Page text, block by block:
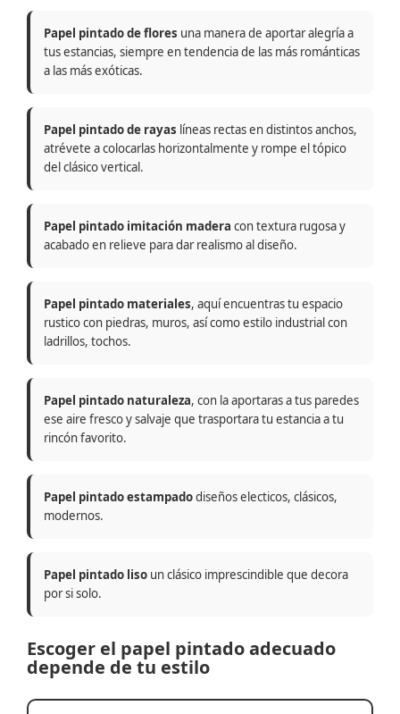
Papel pintado de flores una manera de aportar alegría a
tus estancias, siempre en tendencia de las más románticas
a las más exóticas.
Papel pintado de rayas líneas rectas en distintos anchos,
atrévete a colocarlas horizontalmente y rompe el tópico
del clásico vertical.
Papel pintado imitación madera con textura rugosa y
acabado en relieve para dar realismo al diseño.
Papel pintado materiales, aquí encuentras tu espacio
rustico con piedras, muros, así como estilo industrial con
ladrillos, tochos.
Papel pintado naturaleza, con la aportaras a tus paredes
ese aire fresco y salvaje que trasportara tu estancia a tu
rincón favorito.
Papel pintado estampadodiseños electicos, clásicos,
modernos.
Papel pintado liso un clásico imprescindible que decora
por si solo.
Escoger el papel pintado adecuado
depende de tu estilo